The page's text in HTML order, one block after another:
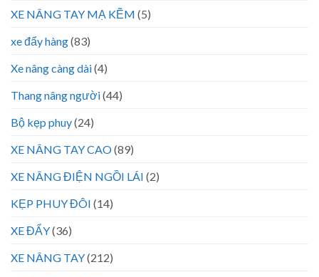
XE NÂNG TAY MẠ KẼM (5)
xe đẩy hàng(83)
Xe nâng càng dài(4)
Thang nâng người(44)
Bộ kẹp phuy(24)
XE NÂNG TAY CAO(89)
XE NÂNG ĐIỆN NGỒI LÁI (2)
KẸP PHUY ĐÔI (14)
XE ĐẨY(36)
XE NÂNG TAY(212)